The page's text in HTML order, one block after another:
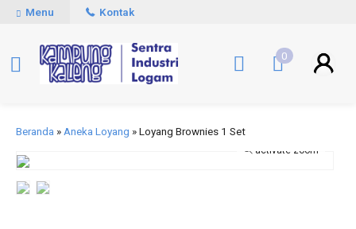
Menu Kontak
0
Beranda » Aneka Loyang »Loyang Brownies 1 Set
activate zoom